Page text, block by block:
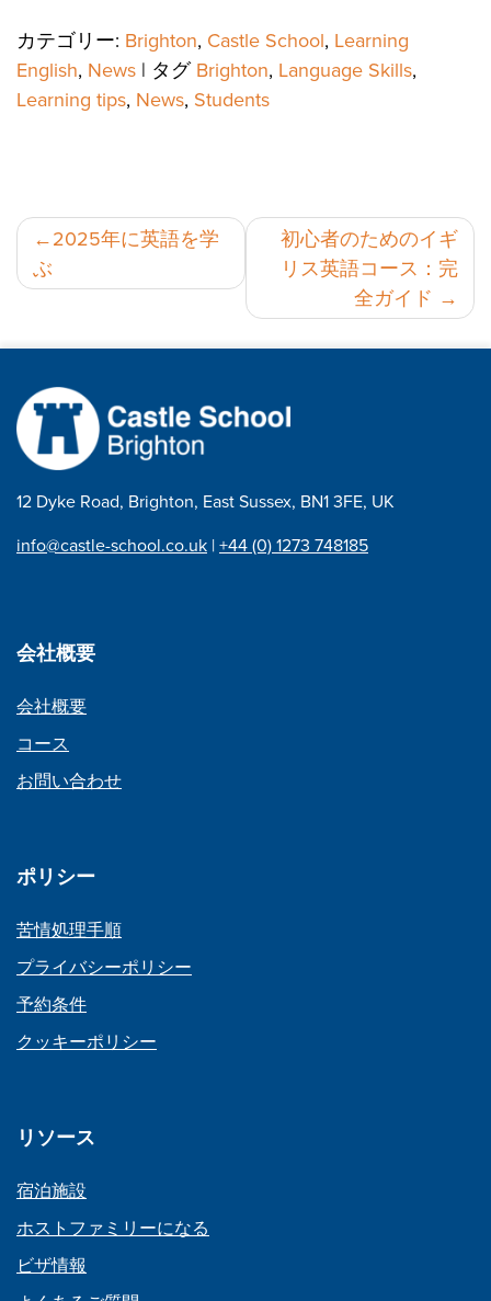
カテゴリー: Brighton, Castle School, Learning
English, News | タグ Brighton, Language Skills,
Learning tips, News, Students
投
稿
ビ
ゲ
ー
シ
ョ
ン
2025年に英語を学
ぶ
初心者のためのイギ
リス英語コース：完
全ガイド
12 Dyke Road, Brighton, East Sussex, BN1 3FE, UK
info@castle-school.co.uk |+44 (0) 1273 748185
会社概要
会社概要
コース
お問い合わせ
ポリシー
苦情処理手順
プライバシーポリシー
予約条件
クッキーポリシー
リソース
宿泊施設
ホストファミリーになる
ビザ情報